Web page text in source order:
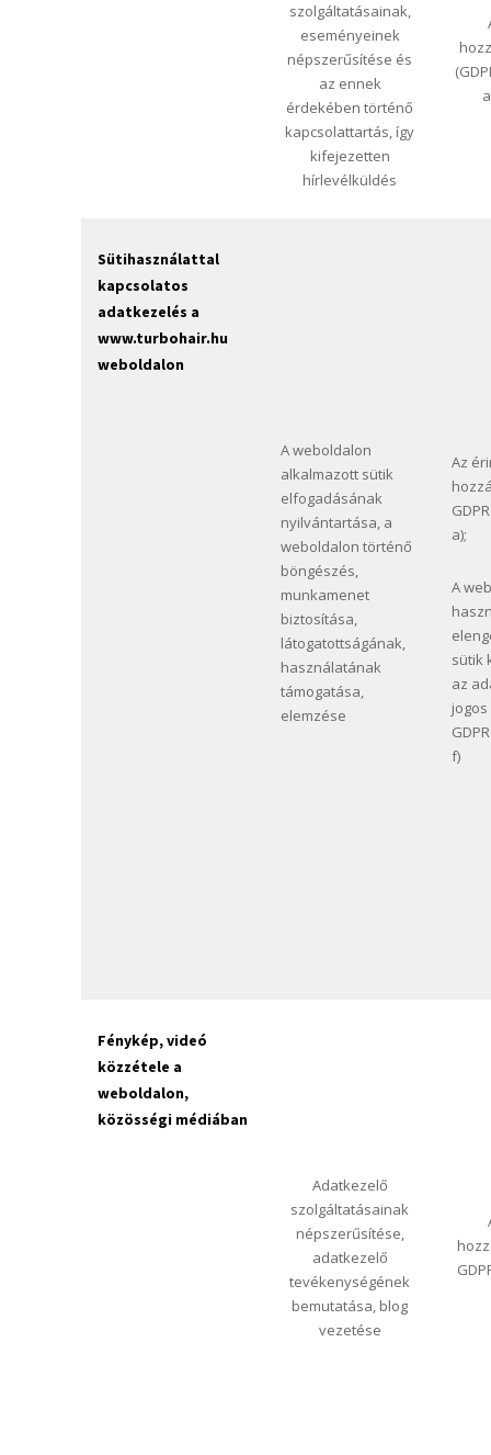
szolgáltatásainak,
eseményeinek
népszerűsítése és
az ennek
érdekében történő
kapcsolattartás, így
kifejezetten
hírlevélküldés
Sütihasználattal
kapcsolatos
adatkezelés a
www.turbohair.hu
weboldalon
A weboldalon
alkalmazott sütik
elfogadásának
nyilvántartása, a
weboldalon történő
böngészés,
munkamenet
biztosítása,
látogatottságának,
használatának
támogatása,
elemzése
Az
a);
A
sütik
az
f)
Fénykép, videó
közzétele a
weboldalon,
közösségi médiában
Adatkezelő
szolgáltatásainak
népszerűsítése,
adatkezelő
tevékenységének
bemutatása, blog
vezetése